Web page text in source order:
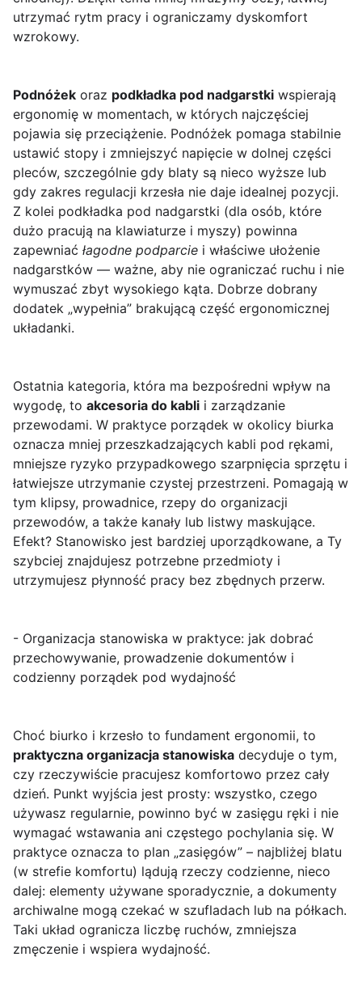
utrzymać rytm pracy i ograniczamy dyskomfort
wzrokowy.
Podnóżek oraz podkładka pod nadgarstki wspierają
ergonomię w momentach, w których najczęściej
pojawia się przeciążenie. Podnóżek pomaga stabilnie
ustawić stopy i zmniejszyć napięcie w dolnej części
pleców, szczególnie gdy blaty są nieco wyższe lub
gdy zakres regulacji krzesła nie daje idealnej pozycji.
Z kolei podkładka pod nadgarstki (dla osób, które
dużo pracują na klawiaturze i myszy) powinna
zapewniać łagodne podparcie i właściwe ułożenie
nadgarstków — ważne, aby nie ograniczać ruchu i nie
wymuszać zbyt wysokiego kąta. Dobrze dobrany
dodatek „wypełnia” brakującą część ergonomicznej
układanki.
Ostatnia kategoria, która ma bezpośredni wpływ na
wygodę, to akcesoria do kabli i zarządzanie
przewodami. W praktyce porządek w okolicy biurka
oznacza mniej przeszkadzających kabli pod rękami,
mniejsze ryzyko przypadkowego szarpnięcia sprzętu i
łatwiejsze utrzymanie czystej przestrzeni. Pomagają w
tym klipsy, prowadnice, rzepy do organizacji
przewodów, a także kanały lub listwy maskujące.
Efekt? Stanowisko jest bardziej uporządkowane, a Ty
szybciej znajdujesz potrzebne przedmioty i
utrzymujesz płynność pracy bez zbędnych przerw.
- Organizacja stanowiska w praktyce: jak dobrać
przechowywanie, prowadzenie dokumentów i
codzienny porządek pod wydajność
Choć biurko i krzesło to fundament ergonomii, to
praktyczna organizacja stanowiska decyduje o tym,
czy rzeczywiście pracujesz komfortowo przez cały
dzień. Punkt wyjścia jest prosty: wszystko, czego
używasz regularnie, powinno być w zasięgu ręki i nie
wymagać wstawania ani częstego pochylania się. W
praktyce oznacza to plan „zasięgów” – najbliżej blatu
(w strefie komfortu) lądują rzeczy codzienne, nieco
dalej: elementy używane sporadycznie, a dokumenty
archiwalne mogą czekać w szufladach lub na półkach.
Taki układ ogranicza liczbę ruchów, zmniejsza
zmęczenie i wspiera wydajność.